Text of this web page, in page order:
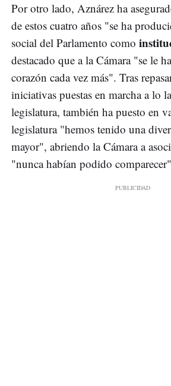
Por otro lado, Aznárez ha
de estos cuatro años "se ha
social del Parlamento como
destacado que a la Cámara "se le
corazón cada vez más". Tras
iniciativas puestas en marcha a lo
legislatura, también ha puesto en
legislatura "hemos tenido una
mayor", abriendo la Cámara a
"nunca habían podido